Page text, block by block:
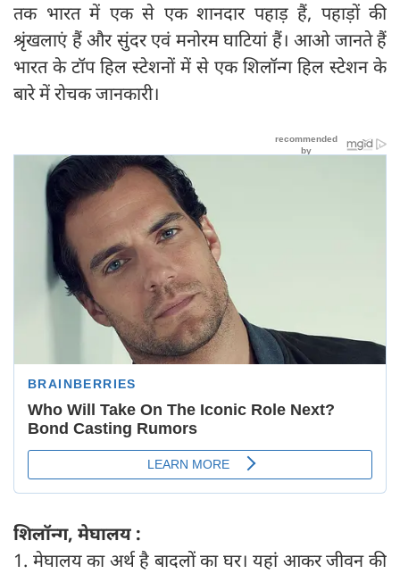
तक भारत में एक से एक शानदार पहाड़ हैं, पहाड़ों की
श्रृंखलाएं हैं और सुंदर एवं मनोरम घाटियां हैं। आओ जानते हैं
भारत के टॉप हिल स्टेशनों में से एक शिलॉन्ग हिल स्टेशन के
बारे में रोचक जानकारी।
शिलॉन्ग, मेघालय :
1. मेघालय का अर्थ है बादलों का घर। यहां आकर जीवन की